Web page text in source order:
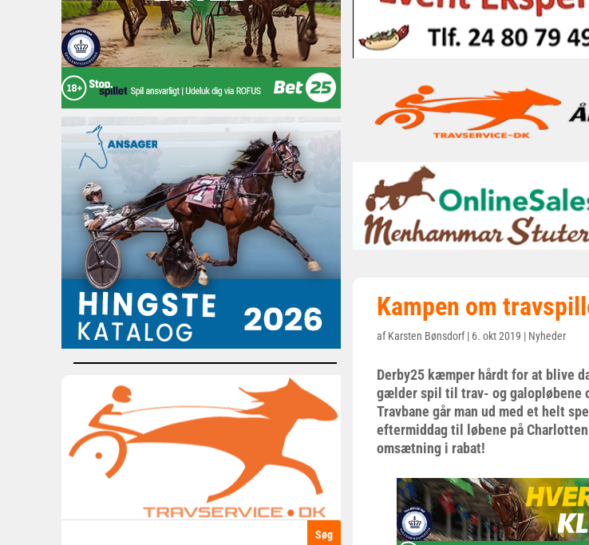
Kampen om
afKarsten Bønsdorf| 6. okt 2019 | Nyheder
Derby25 kæmper hårdt for at blive
gælder spil til trav- og galopløbene
Travbane går man ud med et helt
eftermiddag til løbene på
omsætning i rabat!